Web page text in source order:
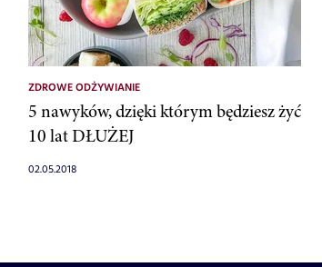
ZDROWE ODŻYWIANIE
5 nawyków, dzięki którym będziesz żyć
10 lat DŁUŻEJ
02.05.2018